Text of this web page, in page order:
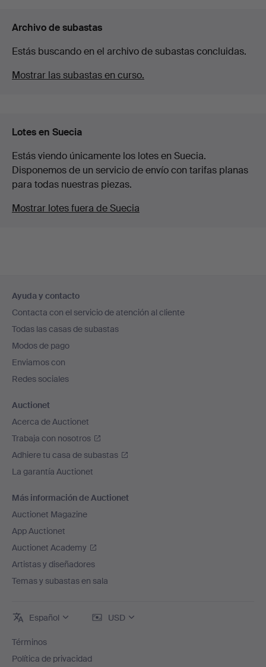
Archivo de subastas
Estás buscando en el archivo de subastas concluidas.
Mostrar las subastas en curso.
Lotes en Suecia
Estás viendo únicamente los lotes en Suecia.
Disponemos de un servicio de envío con tarifas planas
para todas nuestras piezas.
Mostrar lotes fuera de Suecia
en
el
pie
de
página
Ayuda y contacto
Contacta con el servicio de atención al cliente
Todas las casas de subastas
Modos de pago
Enviamos con
Redes sociales
Auctionet
Acerca de Auctionet
Trabaja con nosotros
Adhiere tu casa de subastas
La garantía Auctionet
Más información de Auctionet
Auctionet Magazine
App Auctionet
Auctionet Academy
Artistas y diseñadores
Temas y subastas en sala
Español USD
Términos
Política de privacidad